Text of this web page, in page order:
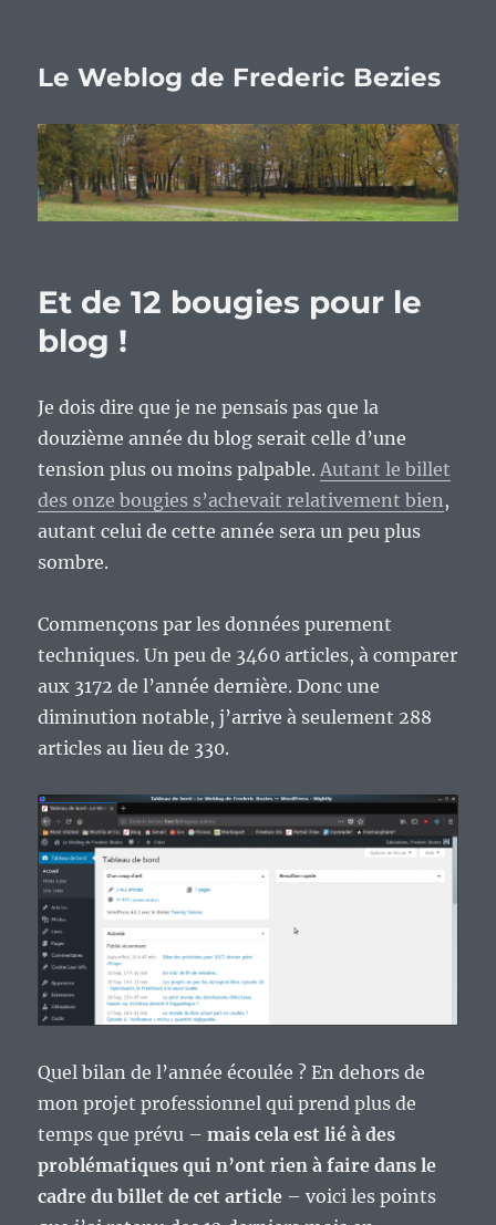
Le Weblog de Frederic Bezies
Et de 12 bougies pour le
blog !
Je dois dire que je ne pensais pas que la
douzième année du blog serait celle d’une
tension plus ou moins palpable.Autant le billet
des onze bougies s’achevait relativement bien,
autant celui de cette année sera un peu plus
sombre.
Commençons par les données purement
techniques. Un peu de 3460 articles, à comparer
aux 3172 de l’année dernière. Donc une
diminution notable, j’arrive à seulement 288
articles au lieu de 330.
Quel bilan de l’année écoulée ? En dehors de
mon projet professionnel qui prend plus de
temps que prévu – mais cela est lié à des
problématiques qui n’ont rien à faire dans le
cadre du billet de cet article – voici les points